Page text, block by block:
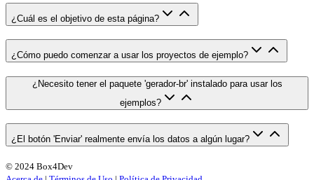
¿Cuál es el objetivo de esta página?
¿Cómo puedo comenzar a usar los proyectos de ejemplo?
¿Necesito tener el paquete 'gerador-br' instalado para usar los
ejemplos?
¿El botón 'Enviar' realmente envía los datos a algún lugar?
© 2024 Box4Dev